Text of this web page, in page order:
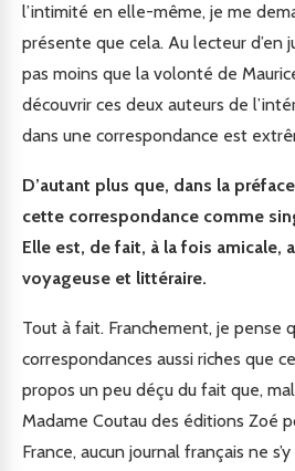
l’intimité en elle-même, je me
présente que cela. Au lecteur d’en
pas moins que la volonté de
découvrir ces deux auteurs de
dans une correspondance est
D’autant plus que, dans la
cette correspondance comme
Elle est, de fait, à la fois amicale,
voyageuse et littéraire.
Tout à fait. Franchement, je pense
correspondances aussi riches que
propos un peu déçu du fait que,
Madame Coutau des éditions Zoé
France, aucun journal français ne